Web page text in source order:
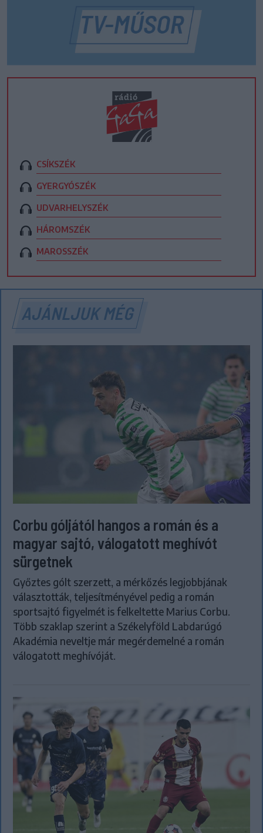
CSÍKSZÉK
GYERGYÓSZÉK
UDVARHELYSZÉK
HÁROMSZÉK
MAROSSZÉK
AJÁNLJUK MÉG
Corbu góljától hangos a román és a
magyar sajtó, válogatott meghívót
sürgetnek
Győztes gólt szerzett, a mérkőzés legjobbjának
választották, teljesítményével pedig a román
sportsajtó figyelmét is felkeltette Marius Corbu.
Több szaklap szerint a Székelyföld Labdarúgó
Akadémia neveltje már megérdemelné a román
válogatott meghívóját.